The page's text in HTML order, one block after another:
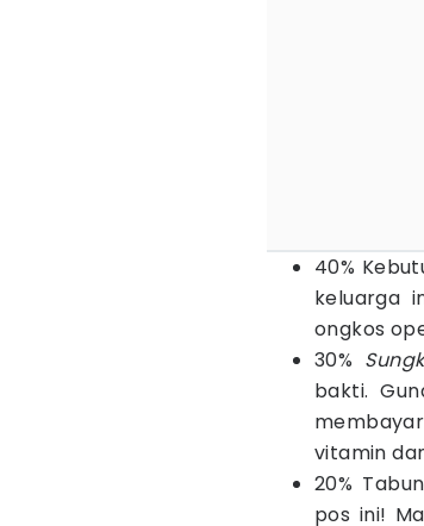
40%
keluarga
ongkos
30%
bakti.
vitamin
20%
pos ini!